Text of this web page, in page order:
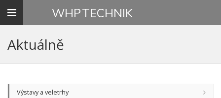
Toggle
WHPTECHNIK
Aktuálně
Výstavy a veletrhy